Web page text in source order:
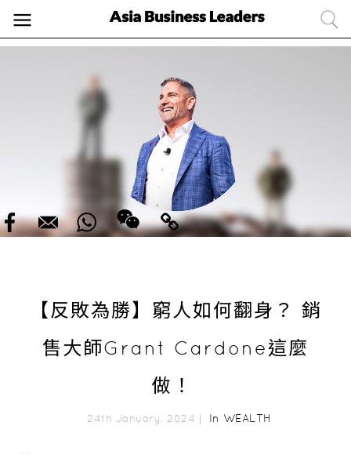
【反敗為勝】窮人如何翻身？ 銷
售大師Grant Cardone這麼
做！
24th January, 2024｜ In WEALTH